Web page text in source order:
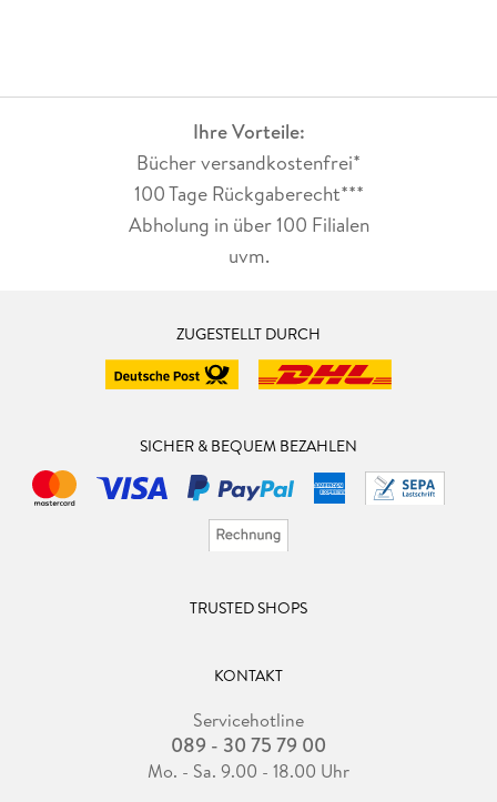
Ihre Vorteile:
Bücher versandkostenfrei*
100 Tage Rückgaberecht***
Abholung in über 100 Filialen
uvm.
ZUGESTELLT DURCH
SICHER & BEQUEM BEZAHLEN
TRUSTED SHOPS
KONTAKT
Servicehotline
089 - 30 75 79 00
Mo. - Sa. 9.00 - 18.00 Uhr